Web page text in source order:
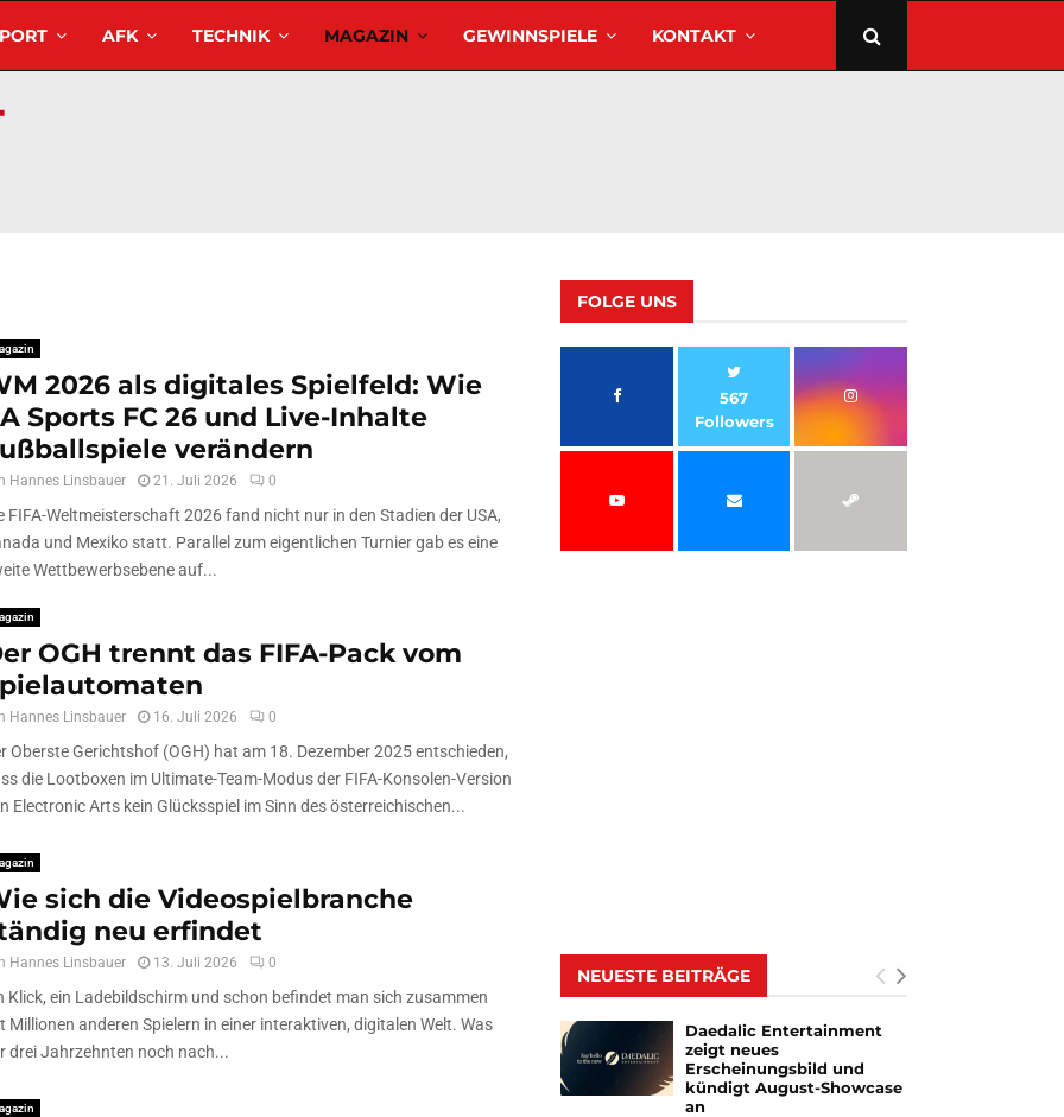
AFK TECHNIK MAGAZIN GEWINNSPIELE KONTAKT
2026 als digitales Spielfeld: Wie
Sports FC 26 und Live-Inhalte
verändern
Hannes Linsbauer 21. Juli 2026 0
FIFA-Weltmeisterschaft 2026 fand nicht nur in den Stadien der USA,
und Mexiko statt. Parallel zum eigentlichen Turnier gab es eine
Wettbewerbsebene auf...
OGH trennt das FIFA-Pack vom
Hannes Linsbauer 16. Juli 2026 0
Oberste Gerichtshof (OGH) hat am 18. Dezember 2025 entschieden,
die Lootboxen im Ultimate-Team-Modus der FIFA-Konsolen-Version
Electronic Arts kein Glücksspiel im Sinn des österreichischen...
sich die Videospielbranche
neu erfindet
Hannes Linsbauer 13. Juli 2026 0
Klick, ein Ladebildschirm und schon befindet man sich zusammen
Millionen anderen Spielern in einer interaktiven, digitalen Welt. Was
drei Jahrzehnten noch nach...
FOLGE UNS
567
Followers
NEUESTE BEITRÄGE
Daedalic Entertainment
zeigt neues
Erscheinungsbild und
kündigt August-Showcase
an